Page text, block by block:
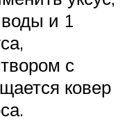
и 1
с
ковер